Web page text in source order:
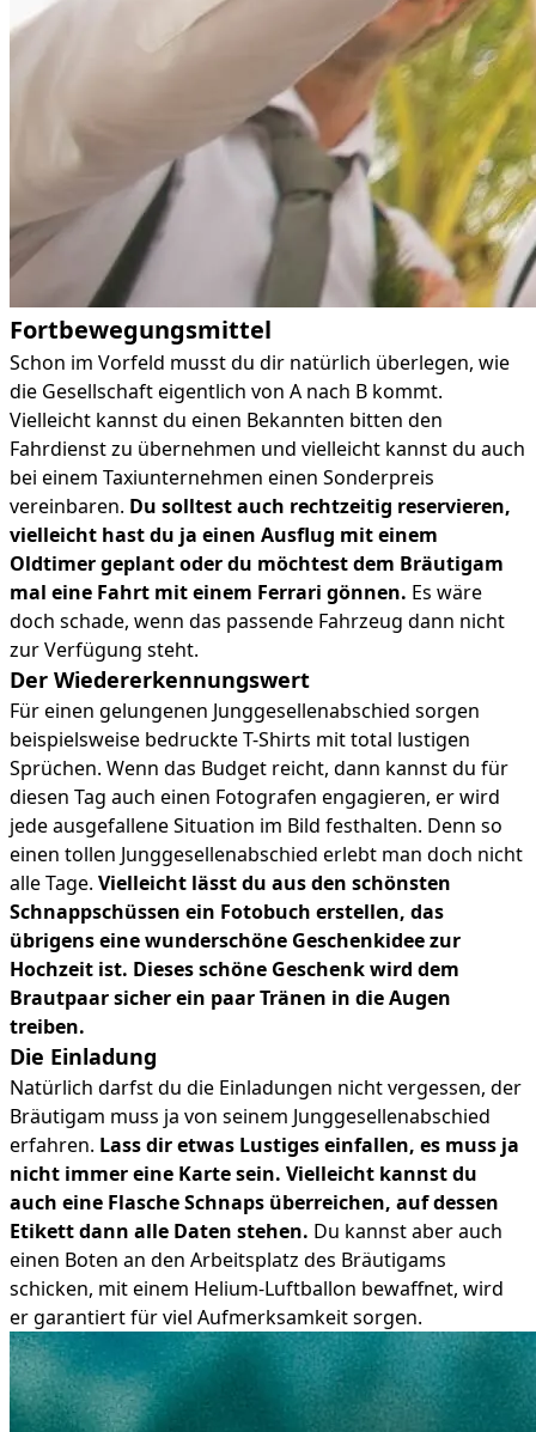
Fortbewegungsmittel
Schon im Vorfeld musst du dir natürlich überlegen, wie
die Gesellschaft eigentlich von A nach B kommt.
Vielleicht kannst du einen Bekannten bitten den
Fahrdienst zu übernehmen und vielleicht kannst du auch
bei einem Taxiunternehmen einen Sonderpreis
vereinbaren. Du solltest auch rechtzeitig reservieren,
vielleicht hast du ja einen Ausflug mit einem
Oldtimer geplant oder du möchtest dem Bräutigam
mal eine Fahrt mit einem Ferrari gönnen. Es wäre
doch schade, wenn das passende Fahrzeug dann nicht
zur Verfügung steht.
Der Wiedererkennungswert
Für einen gelungenen Junggesellenabschied sorgen
beispielsweise bedruckte T-Shirts mit total lustigen
Sprüchen. Wenn das Budget reicht, dann kannst du für
diesen Tag auch einen Fotografen engagieren, er wird
jede ausgefallene Situation im Bild festhalten. Denn so
einen tollen Junggesellenabschied erlebt man doch nicht
alle Tage. Vielleicht lässt du aus den schönsten
Schnappschüssen ein Fotobuch erstellen, das
übrigens eine wunderschöne Geschenkidee zur
Hochzeit ist. Dieses schöne Geschenk wird dem
Brautpaar sicher ein paar Tränen in die Augen
treiben.
Die Einladung
Natürlich darfst du die Einladungen nicht vergessen, der
Bräutigam muss ja von seinem Junggesellenabschied
erfahren. Lass dir etwas Lustiges einfallen, es muss ja
nicht immer eine Karte sein. Vielleicht kannst du
auch eine Flasche Schnaps überreichen, auf dessen
Etikett dann alle Daten stehen. Du kannst aber auch
einen Boten an den Arbeitsplatz des Bräutigams
schicken, mit einem Helium-Luftballon bewaffnet, wird
er garantiert für viel Aufmerksamkeit sorgen.